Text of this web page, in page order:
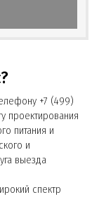
+7 (499)
проектирования
питания и
и
выезда
спектр